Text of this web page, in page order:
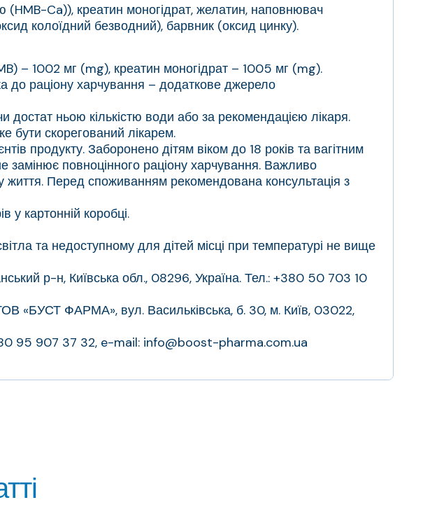
(HMB-Ca)), креатин моногідрат, желатин, наповнювач
колоїдний безводний), барвник (оксид цинку).
– 1002 мг (mg), креатин моногідрат – 1005 мг (mg).
до раціону харчування – додаткове джерело
достат ньою кількістю води або за рекомендацією лікаря.
бути скорегований лікарем.
продукту. Заборонено дітям віком до 18 років та вагітним
замінює повноцінного раціону харчування. Важливо
життя. Перед споживанням рекомендована консультація з
у картонній коробці.
та недоступному для дітей місці при температурі не вище
р-н, Київська обл., 08296, Україна. Тел.: +380 50 703 10
«БУСТ ФАРМА», вул. Васильківська, б. 30, м. Київ, 03022,
95 907 37 32, e-mail: info@boost-pharma.com.ua